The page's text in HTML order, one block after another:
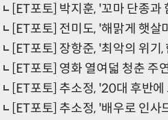
[ET포토] 박지훈, '꼬마 단종과
[ET포토] 전미도, '해맑게 햇살
[ET포토] 장항준, '최악의 위
[ET포토] 영화 열여덟 청춘 주
[ET포토] 추소정, '20대 후반
[ET포토] 추소정, '배우로 인사